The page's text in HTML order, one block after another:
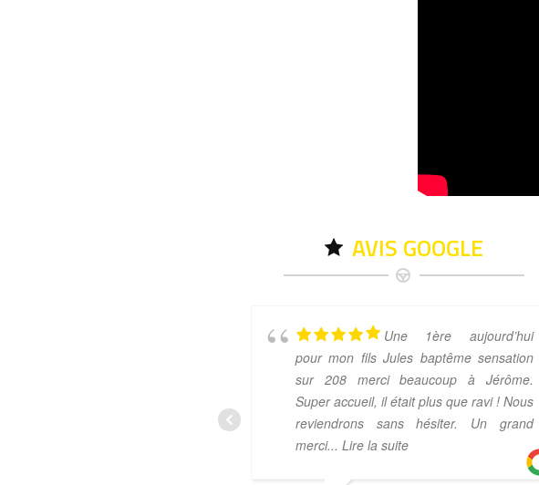
AVIS GOOGLE
Une 1ère aujourd’hui
pour mon fils Jules baptême sensation
sur 208 merci beaucoup à Jérôme.
Super accueil, il était plus que ravi ! Nous
reviendrons sans hésiter. Un grand
merci... Lire la suite